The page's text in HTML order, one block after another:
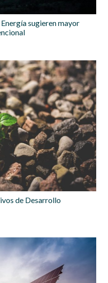
sugieren mayor
de Desarrollo